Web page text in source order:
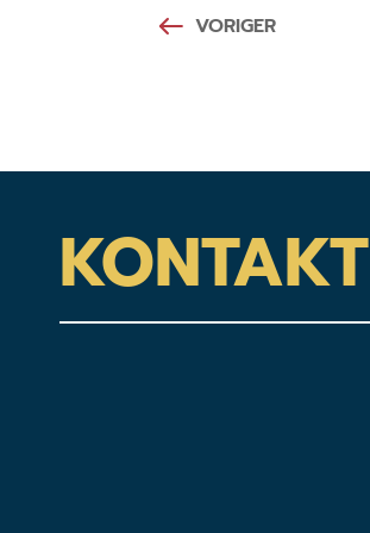
VORIGER
KONTAKT